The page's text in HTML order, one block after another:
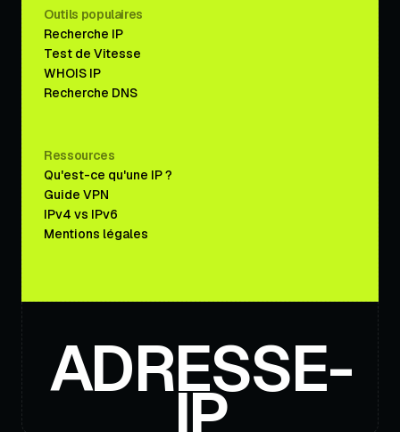
Outils populaires
Recherche IP
Test de Vitesse
WHOIS IP
Recherche DNS
Ressources
Qu'est-ce qu'une IP ?
Guide VPN
IPv4 vs IPv6
Mentions légales
ADRESSE-
IP